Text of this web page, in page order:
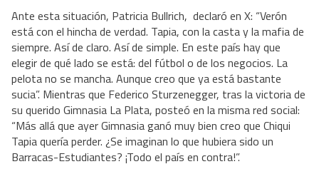
Ante esta situación, Patricia Bullrich, declaró en X: “Verón
está con el hincha de verdad. Tapia, con la casta y la mafia de
siempre. Así de claro. Así de simple. En este país hay que
elegir de qué lado se está: del fútbol o de los negocios. La
pelota no se mancha. Aunque creo que ya está bastante
sucia”. Mientras que Federico Sturzenegger, tras la victoria de
su querido Gimnasia La Plata, posteó en la misma red social:
“Más allá que ayer Gimnasia ganó muy bien creo que Chiqui
Tapia quería perder. ¿Se imaginan lo que hubiera sido un
Barracas-Estudiantes? ¡Todo el país en contra!”.